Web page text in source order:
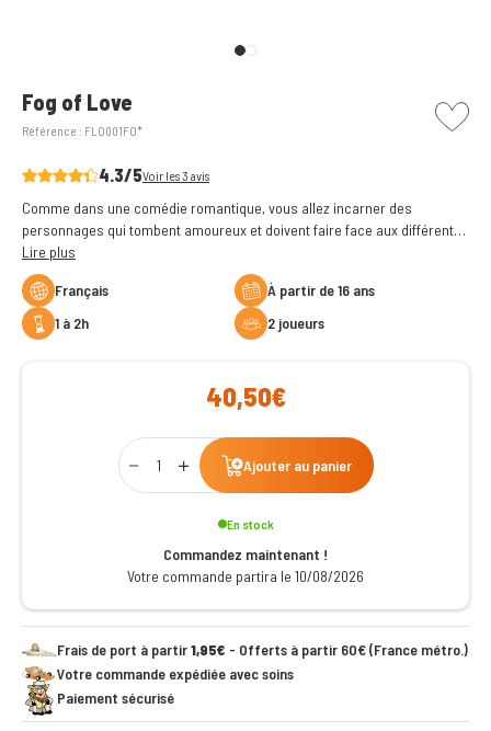
Fog of Love
Référence : FLO001FO*
picto
4.3/5Voir les 3 avis
Comme dans une comédie romantique, vous allez incarner des
personnages qui tombent amoureux et doivent faire face aux différents
défis d'une histoire d’amour. Fous rires et situations cocasses seront
au rendez-vous de ce jeu de rôle qui se joue à 2.
Lire plus
Français
à partir de 16 ans
1 à 2h
2 joueurs
40,50€
Qty
Ajouter au panier
En stock
Commandez maintenant !
Votre commande partira le 10/08/2026
Frais de port à partir1,95€ - Offerts à partir 60€ (France métro.)
Votre commande expédiée avec soins
Paiement sécurisé